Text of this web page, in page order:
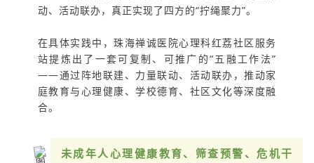
动、活动联办，真正实现了四方的“拧绳聚力”。
在具体实践中，珠海禅诚医院心理科红荔社区服务
站提炼出了一套可复制、可推广的“五融工作法”
——通过阵地联建、力量联动、活动联办，推动家
庭教育与心理健康、学校德育、社区文化等深度融
合。
未成年人心理健康教育、筛查预警、危机干